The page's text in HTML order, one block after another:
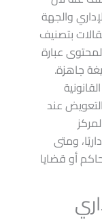
والجهة
بتصنيف
عبارة
جاهزة.
عند
ومتى
أو قضايا